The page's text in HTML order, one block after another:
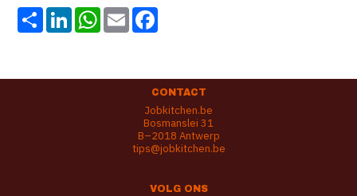
Share LinkedInWhatsApp
Email
CONTACT
Jobkitchen.be
Bosmanslei 31
B–2018 Antwerp
tips@jobkitchen.be
VOLG ONS